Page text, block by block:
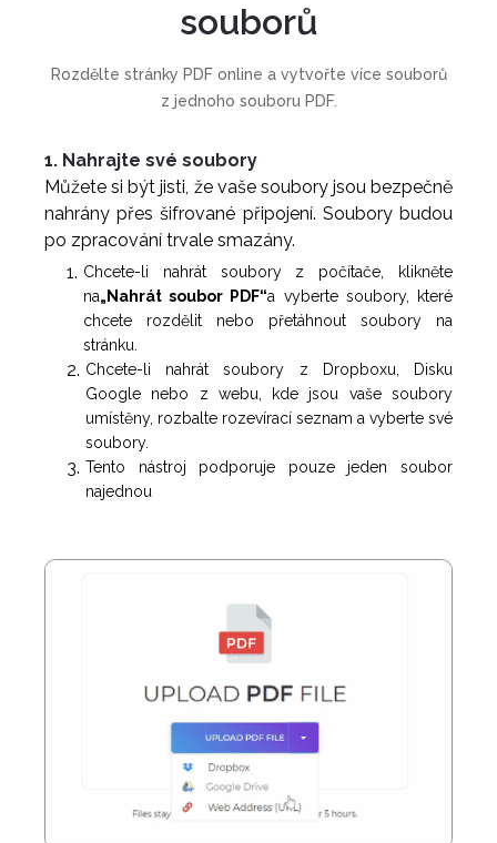
souborů
Rozdělte stránky PDF online a vytvořte více souborů
z jednoho souboru PDF.
1. Nahrajte své soubory
Můžete si být jisti, že vaše soubory jsou bezpečně
nahrány přes šifrované připojení. Soubory budou
po zpracování trvale smazány.
Chcete-li nahrát soubory z počítače, klikněte
na„Nahrát soubor PDF“a vyberte soubory, které
chcete rozdělit nebo přetáhnout soubory na
stránku.
Chcete-li nahrát soubory z Dropboxu, Disku
Google nebo z webu, kde jsou vaše soubory
umístěny, rozbalte rozevírací seznam a vyberte své
soubory.
Tento nástroj podporuje pouze jeden soubor
najednou